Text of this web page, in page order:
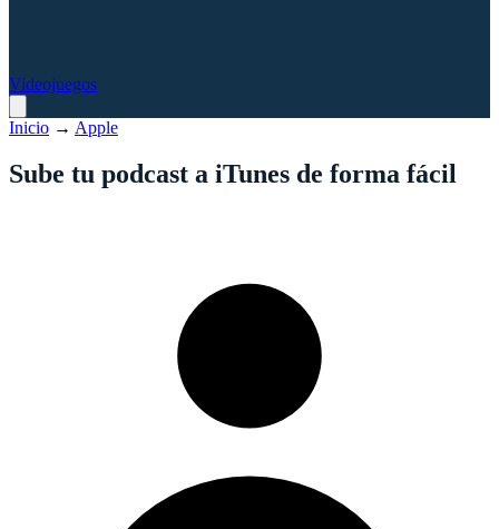
Videojuegos
Inicio → Apple
Sube tu podcast a iTunes de forma fácil